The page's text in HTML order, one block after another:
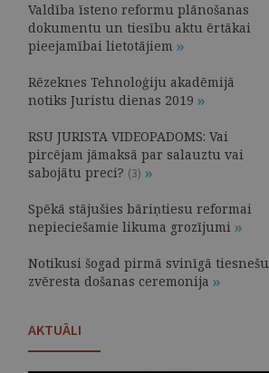
Valdība īsteno reformu plānošanas
dokumentu un tiesību aktu ērtākai
pieejamībai lietotājiem
Rēzeknes Tehnoloģiju akadēmijā
notiks Juristu dienas 2019
RSU JURISTA VIDEOPADOMS: Vai
pircējam jāmaksā par salauztu vai
sabojātu preci? (3)
Spēkā stājušies bāriņtiesu reformai
nepieciešamie likuma grozījumi
Notikusi šogad pirmā svinīgā tiesnešu
zvēresta došanas ceremonija
AKTUĀLI